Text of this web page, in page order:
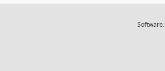
Software: